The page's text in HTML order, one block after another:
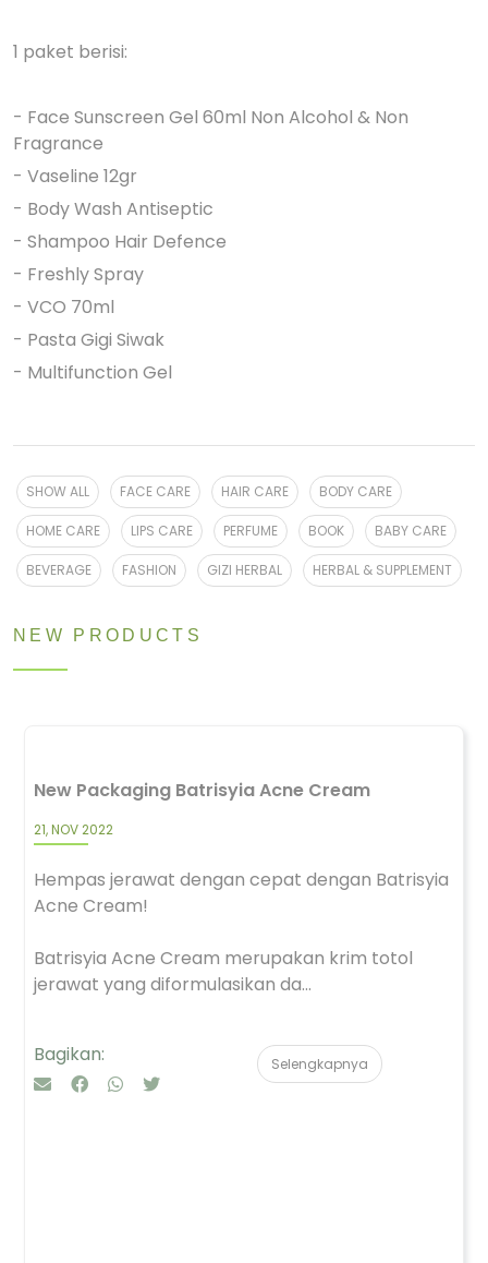
1 paket berisi:
- Face Sunscreen Gel 60ml Non Alcohol & Non
Fragrance
- Vaseline 12gr
- Body Wash Antiseptic
- Shampoo Hair Defence
- Freshly Spray
- VCO 70ml
- Pasta Gigi Siwak
- Multifunction Gel
SHOW ALL FACE CARE HAIR CARE BODY CARE
HOME CARE LIPS CARE PERFUME BOOK BABY CARE
BEVERAGE FASHION GIZI HERBAL HERBAL & SUPPLEMENT
NEW PRODUCTS
New Packaging Batrisyia Acne Cream
21, NOV 2022
Hempas jerawat dengan cepat dengan Batrisyia
Acne Cream!
Batrisyia Acne Cream merupakan krim totol
jerawat yang diformulasikan da...
Bagikan: Selengkapnya